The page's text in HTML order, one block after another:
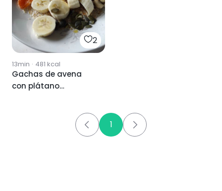
2
13min · 481 kcal
Gachas de avena
con plátano
1